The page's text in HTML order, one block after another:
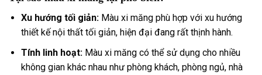
Xu hướng tối giản:Màu xi măng phù hợp với xu hướng
thiết kế nội thất tối giản, hiện đại đang rất thịnh hành.
Tính linh hoạt:Màu xi măng có thể sử dụng cho nhiều
không gian khác nhau như phòng khách, phòng ngủ, nhà